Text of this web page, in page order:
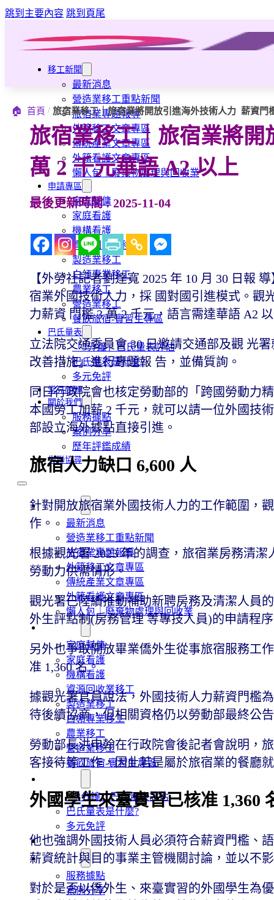
跳到主要內容 跳到頁尾
移工新聞
最新消息
營造業移工重點新聞
旅宿業專題報導
外籍移工文章專區
傳統產業文章專區
外籍看護文章專區
懶人包｜廢棄物處理與回收業
申請專區
家庭幫傭
家庭看護
機構看護
資源回收業移工
製造業移工
白領專業移工
農業移工
營造業移工
餐飲旅宿-實習生專區
巴氏量表
「3分鐘」巴氏量表評估
巴氏量表是什麼?
多元免評
常見問題
關於我們
服務據點
案例分享
歷年評鑑成績
失聯協尋
移工新聞
最新消息
營造業移工重點新聞
旅宿業專題報導
外籍移工文章專區
傳統產業文章專區
外籍看護文章專區
懶人包｜廢棄物處理與回收業
申請專區
家庭幫傭
家庭看護
機構看護
資源回收業移工
製造業移工
白領專業移工
農業移工
營造業移工
餐飲旅宿-實習生專區
「3分鐘」巴氏量表評估
巴氏量表是什麼?
多元免評
常見問題
關於我們
服務據點
案例分享
🏠 首頁 / 旅宿業移工｜旅宿業將開放引進海外技術人力 薪資門
旅宿業移工｜旅宿業將
萬 2 千元華語 A2 以上
最後更新時間 : 2025-11-04
【外勞社記者劉達寬 2025 年 10 月 30 日報
宿業外國技術人力，採 國對國引進模式。觀
力薪資 門檻 3 萬 2 千元，語言需達華語 A2
立法院交通委員會 30 日邀請交通部及觀 光
改善措施」進行專題報 告，並備質詢。
同日行政院會也核定勞動部的「跨國勞動力
本國勞工加薪 2 千元，就可以請一位外國技
部設立海外據點直接引進。
旅宿人力缺口 6,600 人
針對開放旅宿業外國技術人力的工作範圍，
作。
根據觀光署 2023 年的調查，旅宿業房務清
勞動力供需情形。
觀光署已陸續推動補助新聘房務及清潔人員
外生評點制(房務管理 等專技人員)的申請程
另外也爭取開放畢業僑外生從事旅宿服務工
准 1,360 名。
據觀光署官員說法，外國技術人力薪資門檻
待後續協商，但相關資格仍以勞動部最終公
勞動部長洪申翰在行政院會後記者會說明，
客接待等工作，因此若是屬於旅宿業的餐廳
外國學生來臺實習已核准 1,360
他也強調外國技術人員必須符合薪資門檻、
薪資統計與目的事業主管機關討論，並以不
對於是否以僑外生、來臺實習的外國學生為